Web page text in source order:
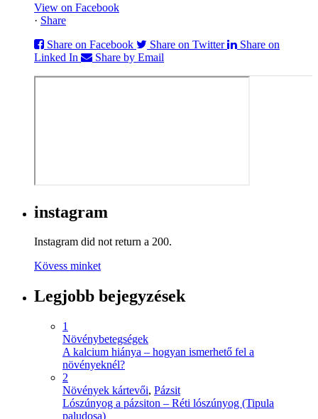
View on Facebook
· Share
Share on Facebook
Share on Twitter
Share on
Linked In
Share by Email
instagram
Instagram did not return a 200.
Kövess minket
Legjobb bejegyzések
1
Növénybetegségek
A kalcium hiánya – hogyan ismerhető fel a
növényeknél?
2
Növények kártevői, Pázsit
Lószúnyog a pázsiton – Réti lószúnyog (Tipula
paludosa)